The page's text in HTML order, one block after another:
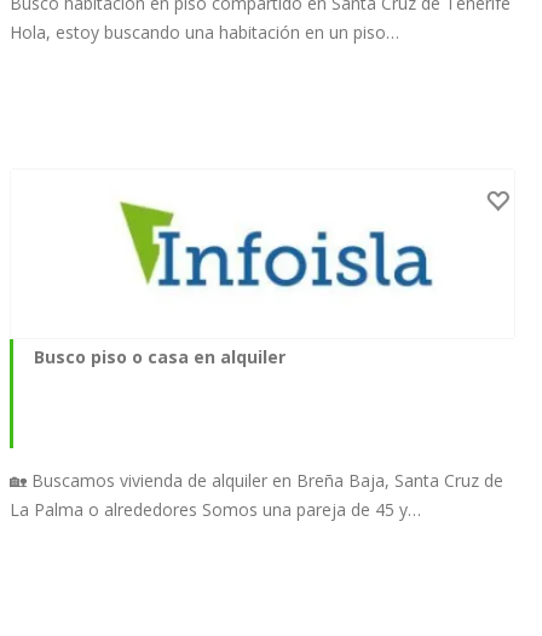
Hola, estoy buscando una habitación en un piso…
Busco piso o casa en alquiler
🏡 Buscamos vivienda de alquiler en Breña Baja, Santa Cruz de
La Palma o alrededores Somos una pareja de 45 y…